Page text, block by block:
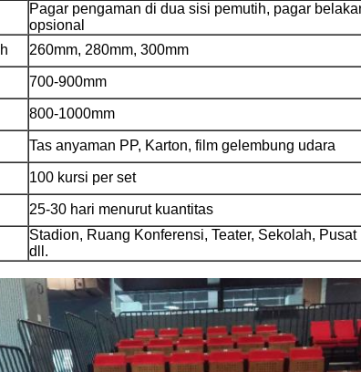
Pagar pengaman di dua sisi pemutih, pagar
opsional
260mm, 280mm, 300mm
700-900mm
800-1000mm
Tas anyaman PP, Karton, film gelembung udara
100 kursi per set
25-30 hari menurut kuantitas
Stadion, Ruang Konferensi, Teater, Sekolah, Pusat
dll.